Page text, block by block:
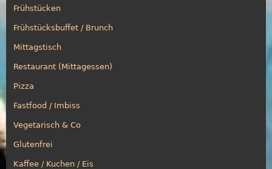
Frühstücken
Frühstücksbuffet / Brunch
Mittagstisch
Restaurant (Mittagessen)
Pizza
Fastfood / Imbiss
Vegetarisch & Co
Glutenfrei
Kaffee / Kuchen / Eis